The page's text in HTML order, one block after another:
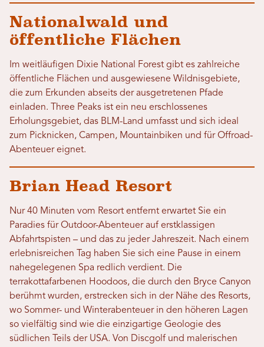
Nationalwald und
öffentliche Flächen
Im weitläufigen Dixie National Forest gibt es zahlreiche
öffentliche Flächen und ausgewiesene Wildnisgebiete,
die zum Erkunden abseits der ausgetretenen Pfade
einladen. Three Peaks ist ein neu erschlossenes
Erholungsgebiet, das BLM-Land umfasst und sich ideal
zum Picknicken, Campen, Mountainbiken und für Offroad-
Abenteuer eignet.
Brian Head Resort
Nur 40 Minuten vom Resort entfernt erwartet Sie ein
Paradies für Outdoor-Abenteuer auf erstklassigen
Abfahrtspisten – und das zu jeder Jahreszeit. Nach einem
erlebnisreichen Tag haben Sie sich eine Pause in einem
nahegelegenen Spa redlich verdient. Die
terrakottafarbenen Hoodoos, die durch den Bryce Canyon
berühmt wurden, erstrecken sich in der Nähe des Resorts,
wo Sommer- und Winterabenteuer in den höheren Lagen
so vielfältig sind wie die einzigartige Geologie des
südlichen Teils der USA. Von Discgolf und malerischen